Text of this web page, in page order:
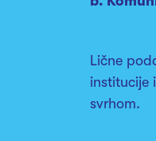
Lične
institucije
svrhom.